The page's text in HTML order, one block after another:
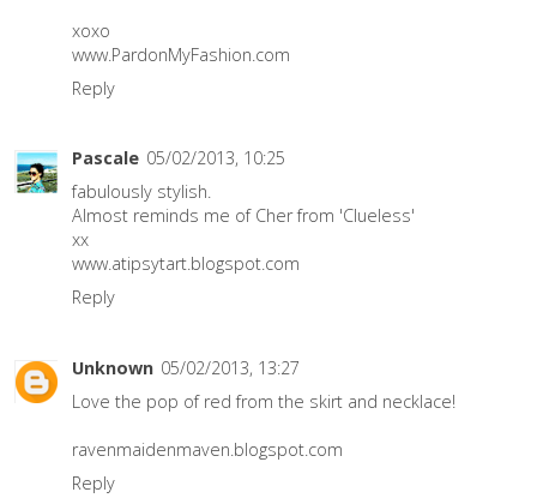
xoxo
www.PardonMyFashion.com
Reply
Pascale 05/02/2013, 10:25
fabulously stylish.
Almost reminds me of Cher from 'Clueless'
xx
www.atipsytart.blogspot.com
Reply
Unknown 05/02/2013, 13:27
Love the pop of red from the skirt and necklace!
ravenmaidenmaven.blogspot.com
Reply